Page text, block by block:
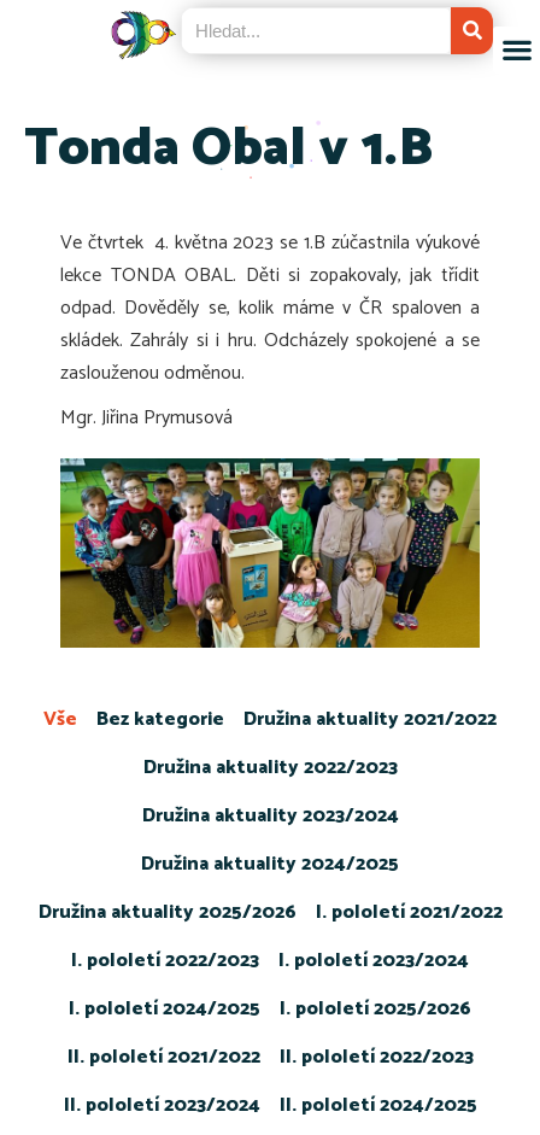
Tonda Obal v 1.B
Ve čtvrtek 4. května 2023 se 1.B zúčastnila výukové
lekce TONDA OBAL. Děti si zopakovaly, jak třídit
odpad. Dověděly se, kolik máme v ČR spaloven a
skládek. Zahrály si i hru. Odcházely spokojené a se
zaslouženou odměnou.
Mgr. Jiřina Prymusová
Bez kategorie
Družina aktuality 2021/2022
Družina aktuality 2022/2023
Družina aktuality 2023/2024
Družina aktuality 2024/2025
Družina aktuality 2025/2026
I. pololetí 2021/2022
I. pololetí 2022/2023
I. pololetí 2023/2024
I. pololetí 2024/2025
I. pololetí 2025/2026
II. pololetí 2021/2022
II. pololetí 2022/2023
II. pololetí 2023/2024
II. pololetí 2024/2025
Vše